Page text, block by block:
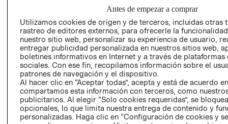
POLÍTICA
CONDICIONES
AVISO DE
PRIVACIDAD
GIFT CARD
AVISO DE
COOKIES
Antes de empezar a comprar
Utilizamos cookies de origen y de terceros, incluidas otras
rastreo de editores externos, para ofrecerle la
nuestro sitio web, personalizar su experiencia de usuario,
entregar publicidad personalizada en nuestros sitios web,
boletines informativos en Internet y a través de plataformas
sociales. Con ese fin, recopilamos información sobre el
patrones de navegación y el dispositivo.
Al hacer clic en “Aceptar todas”, acepta y está de acuerdo
compartamos esta información con terceros, como
publicitarios. Al elegir “Solo cookies requeridas”, se
opcionales, lo que limita nuestra entrega de contenido y
personalizadas. Haga clic en “Configuración de cookies y